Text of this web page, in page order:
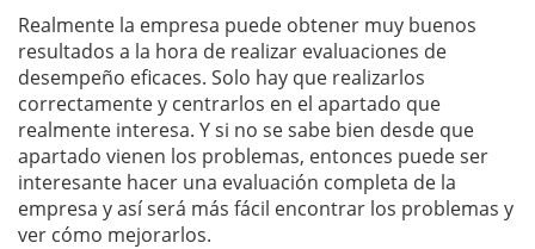
Realmente la empresa puede obtener muy buenos
resultados a la hora de realizar evaluaciones de
desempeño eficaces. Solo hay que realizarlos
correctamente y centrarlos en el apartado que
realmente interesa. Y si no se sabe bien desde que
apartado vienen los problemas, entonces puede ser
interesante hacer una evaluación completa de la
empresa y así será más fácil encontrar los problemas y
ver cómo mejorarlos.